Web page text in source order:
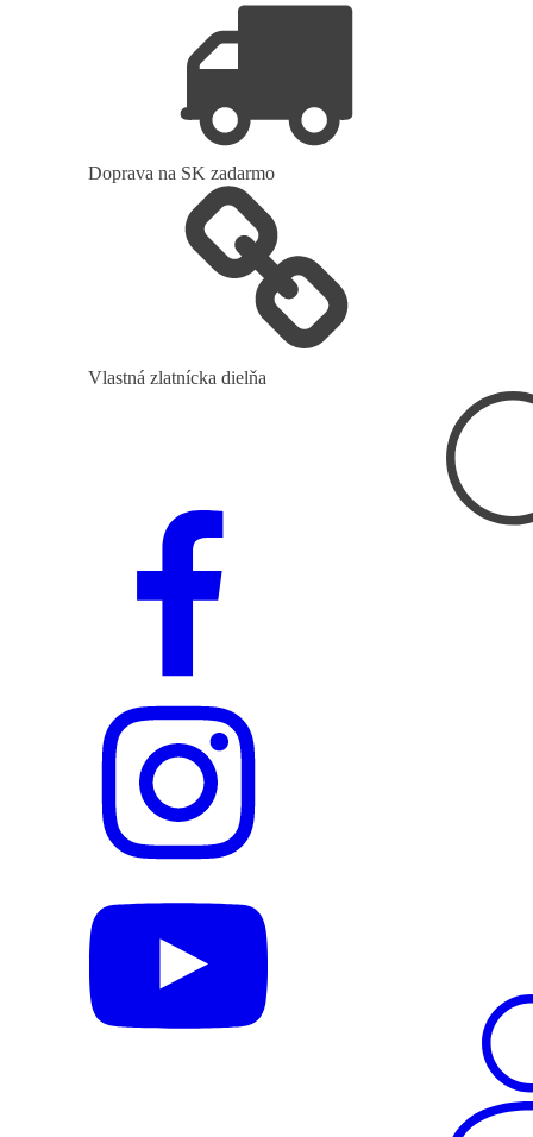
Doprava na SK zadarmo
Vlastná zlatnícka dielňa